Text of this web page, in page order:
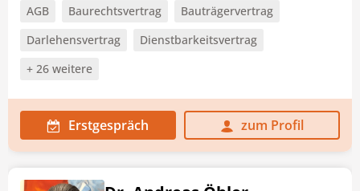
AGB Baurechtsvertrag
Bauträgervertrag
Darlehensvertrag
Dienstbarkeitsvertrag
+ 26 weitere
Erstgespräch zum Profil